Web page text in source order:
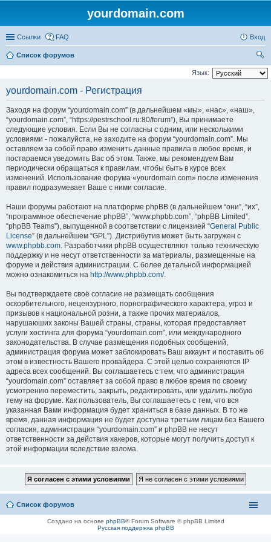
yourdomain.com
Ссылки FAQ Вход
Список форумов
ои
Язык:
yourdomain.com - Регистрация
Заходя на форум “yourdomain.com” (в дальнейшем «мы», «нас», «наш»,
“yourdomain.com”, “https://pestrschool.ru:80/forum”), Вы принимаете
следующие условия. Если Вы не согласны с одним, или несколькими
условиями - пожалуйста, не заходите на форум “yourdomain.com”. Мы
оставляем за собой право изменить данные правила в любое время, и
постараемся уведомить Вас об этом. Также, мы рекомендуем Вам
периодически обращаться к правилам, чтобы быть в курсе всех
изменений. Использование форума «yourdomain.com» после изменения
правил подразумевает Ваше с ними согласие.
Наши форумы работают на платформе phpBB (в дальнейшем “они”, “их”,
“программное обеспечение phpBB”, “www.phpbb.com”, “phpBB Limited”,
“phpBB Teams”), выпущенной в соответствии с лицензией “General Public
License” (в дальнейшем “GPL”). Дистрибутив может быть загружен с
www.phpbb.com. Разработчики phpBB осуществляют только техническую
поддержку и не несут ответственности за материалы, размещенные на
форуме и действия администрации. С более детальной информацией
можно ознакомиться на http://www.phpbb.com/.
Вы подтверждаете своё согласие не размещать сообщения
оскорбительного, нецензурного, порнографического характера, угроз и
призывов к национальной розни, а также прочих материалов,
нарушаюших законы Вашей страны, страны, которая предоставляет
услуги хостинга для форума “yourdomain.com”, или международного
законодательства. В случае размещения подобных сообщений,
администрация форума может заблокировать Ваш аккаунт и поставить об
этом в известность Вашего провайдера. С этой целью сохраняются IP
адреса всех сообщений. Вы соглашаетесь с тем, что администрация
“yourdomain.com” оставляет за собой право в любое время по своему
усмотрению переместить, закрыть, редактировать, или удалить любую
тему на форуме. Как пользователь, Вы соглашаетесь с тем, что вся
указанная Вами информация будет храниться в базе данных. В то же
время, данная информация не будет доступна третьим лицам без Вашего
согласия, администрация “yourdomain.com” и phpBB не несут
ответственности за действия хакеров, которые могут получить доступ к
этой информации вследствие взлома.
Список форумов
Создано на основе phpBB® Forum Software © phpBB Limited
Русская поддержка phpBB